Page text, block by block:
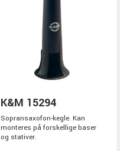
K&M 15294
Sopransaxofon-kegle. Kan
monteres på forskellige baser
og stativer.